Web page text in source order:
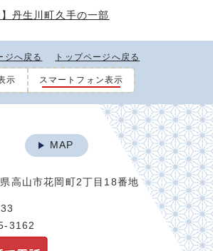
丹生川町久手の一部
ジへ戻る トップページへ戻る
示 スマートフォン表示
MAP
高山市花岡町2丁目18番地
3162